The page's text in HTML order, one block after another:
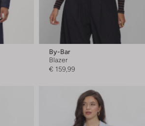
By-Bar
Blazer
€ 159,99